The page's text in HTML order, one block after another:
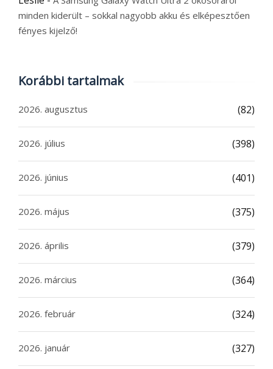
minden kiderült – sokkal nagyobb akku és elképesztően
fényes kijelző!
Korábbi tartalmak
2026. augusztus (82)
2026. július (398)
2026. június (401)
2026. május (375)
2026. április (379)
2026. március (364)
2026. február (324)
2026. január (327)